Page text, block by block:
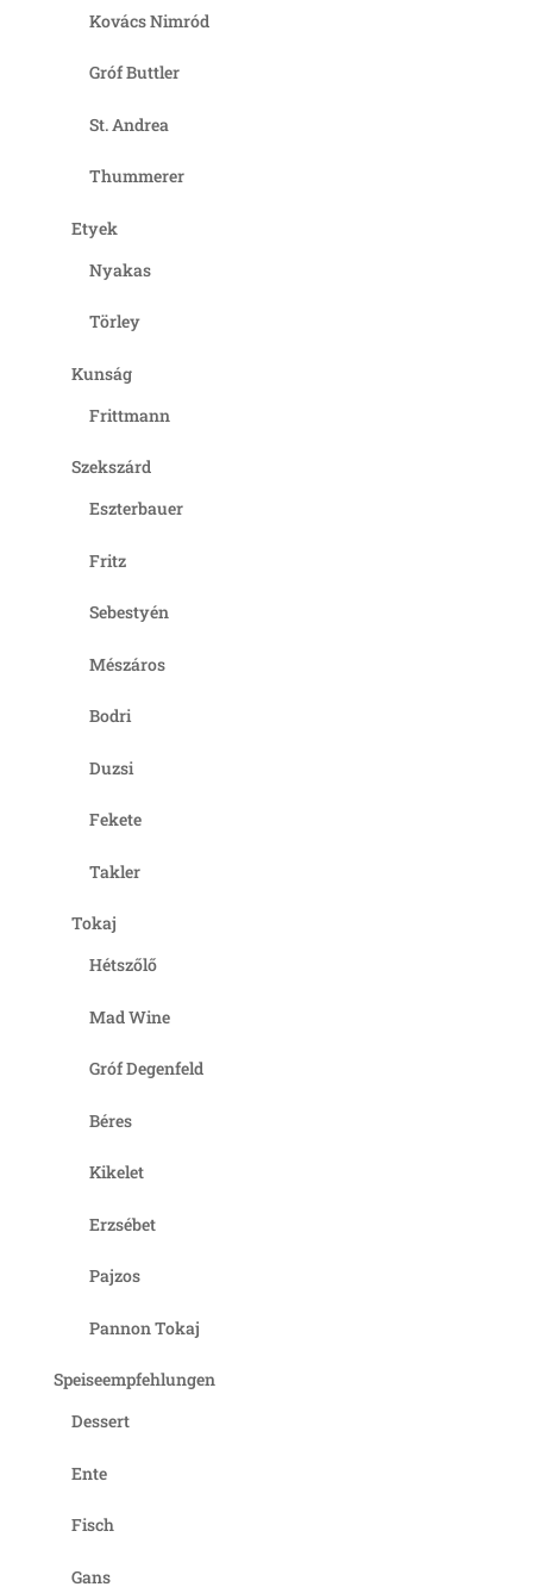
Kovács Nimród
Gróf Buttler
St. Andrea
Thummerer
Etyek
Nyakas
Törley
Kunság
Frittmann
Szekszárd
Eszterbauer
Fritz
Sebestyén
Mészáros
Bodri
Duzsi
Fekete
Takler
Tokaj
Hétszőlő
Mad Wine
Gróf Degenfeld
Béres
Kikelet
Erzsébet
Pajzos
Pannon Tokaj
Speiseempfehlungen
Dessert
Ente
Fisch
Gans